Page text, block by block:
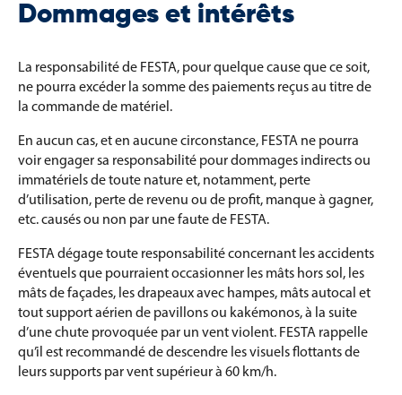
Dommages et intérêts
La responsabilité de FESTA, pour quelque cause que ce soit,
ne pourra excéder la somme des paiements reçus au titre de
la commande de matériel.
En aucun cas, et en aucune circonstance, FESTA ne pourra
voir engager sa responsabilité pour dommages indirects ou
immatériels de toute nature et, notamment, perte
d’utilisation, perte de revenu ou de profit, manque à gagner,
etc. causés ou non par une faute de FESTA.
FESTA dégage toute responsabilité concernant les accidents
éventuels que pourraient occasionner les mâts hors sol, les
mâts de façades, les drapeaux avec hampes, mâts autocal et
tout support aérien de pavillons ou kakémonos, à la suite
d’une chute provoquée par un vent violent. FESTA rappelle
qu’il est recommandé de descendre les visuels flottants de
leurs supports par vent supérieur à 60 km/h.